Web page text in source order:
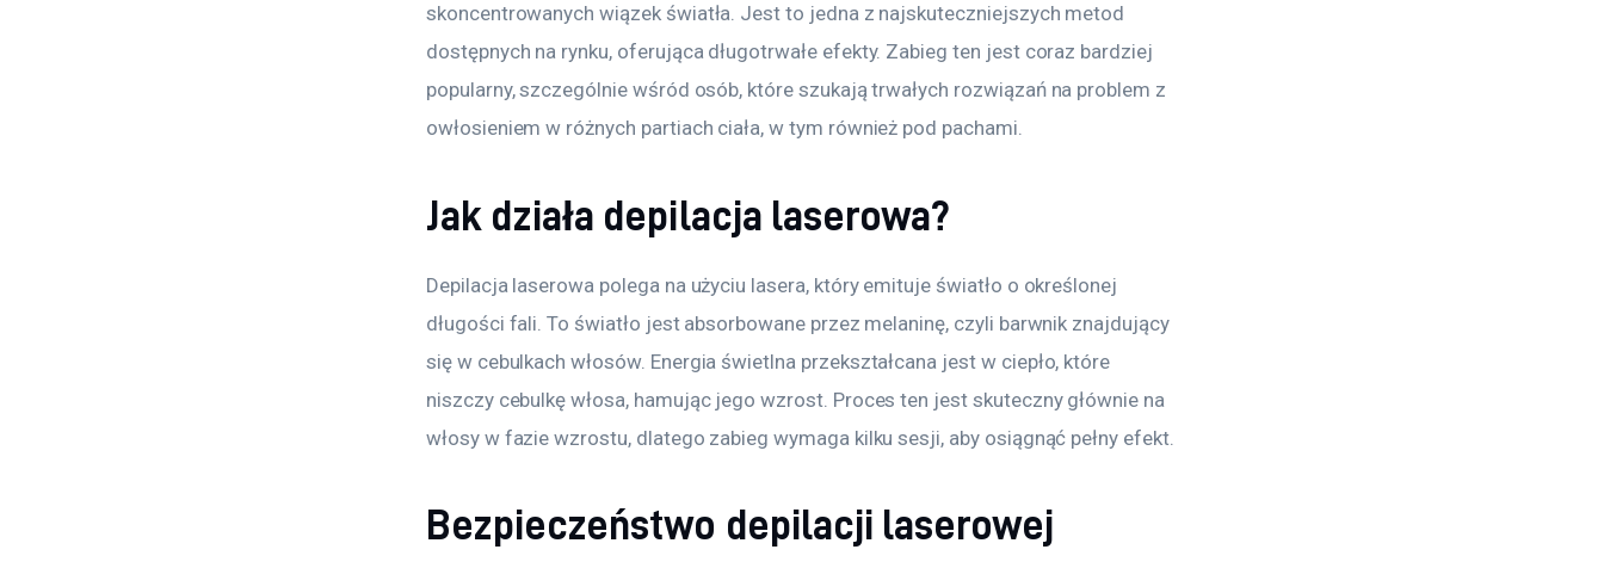
skoncentrowanych wiązek światła. Jest to jedna z najskuteczniejszych metod
dostępnych na rynku, oferująca długotrwałe efekty. Zabieg ten jest coraz bardziej
popularny, szczególnie wśród osób, które szukają trwałych rozwiązań na problem z
owłosieniem w różnych partiach ciała, w tym również pod pachami.
Jak działa depilacja laserowa?
Depilacja laserowa polega na użyciu lasera, który emituje światło o określonej
długości fali. To światło jest absorbowane przez melaninę, czyli barwnik znajdujący
się w cebulkach włosów. Energia świetlna przekształcana jest w ciepło, które
niszczy cebulkę włosa, hamując jego wzrost. Proces ten jest skuteczny głównie na
włosy w fazie wzrostu, dlatego zabieg wymaga kilku sesji, aby osiągnąć pełny efekt.
Bezpieczeństwo depilacji laserowej